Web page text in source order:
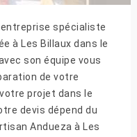
spécialiste
à Les Billaux dans le
son équipe vous
de votre
projet dans le
devis dépend du
Andueza à Les